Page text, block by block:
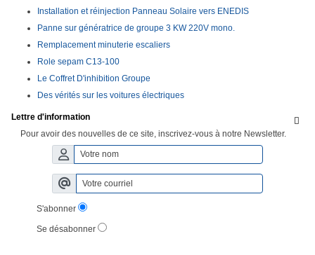
Installation et réinjection Panneau Solaire vers ENEDIS
Panne sur génératrice de groupe 3 KW 220V mono.
Remplacement minuterie escaliers
Role sepam C13-100
Le Coffret D'inhibition Groupe
Des vérités sur les voitures électriques

Lettre d'information
Pour avoir des nouvelles de ce site, inscrivez-vous à notre Newsletter.
S'abonner
Se désabonner